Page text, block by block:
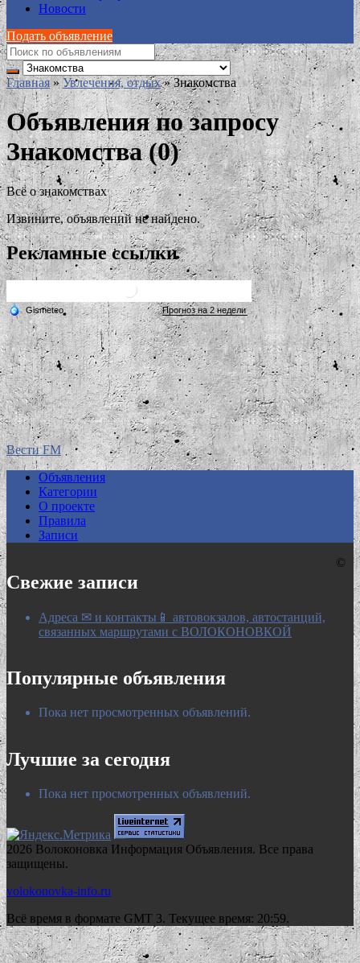
Новости
Подать объявление
Главная » Увлечения, отдых » Знакомства
Объявления по запросу
Знакомства (0)
Всё о знакомствах
Извините, объявлений не найдено.
Рекламные ссылки
Вести FM
Объявления
Категории
О проекте
Правила
Записи
Свежие записи
Адреса ✉ и контакты📱 автовокзалов, автостанций,
связанных маршрутами с ВОЛОКОНОВКОЙ
Популярные объявления
Пока нет просмотренных объявлений.
Лучшие за сегодня
Пока нет просмотренных объявлений.
©
2026 Волоконовка Информация Объявления. Все права
защищены.
volokonovka-info.ru
Всё время в формате GMT 3. Текущее время: 20:59.